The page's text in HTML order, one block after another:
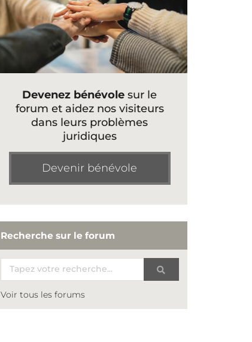
Devenez bénévole sur le
forum et aidez nos visiteurs
dans leurs problèmes
juridiques
Devenir bénévole
Recherche sur le forum
Voir tous les forums